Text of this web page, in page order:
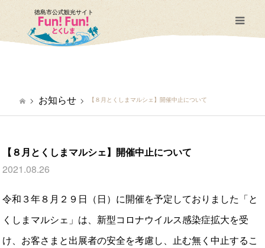
徳島市公式観光サイト
お知らせ 【８月とくしまマルシェ】開催中止について
【８月とくしまマルシェ】開催中止について
2021.08.26
令和３年８月２９日（日）に開催を予定しておりました「と
くしまマルシェ」は、新型コロナウイルス感染症拡大を受
け、お客さまと出展者の安全を考慮し、止む無く中止するこ